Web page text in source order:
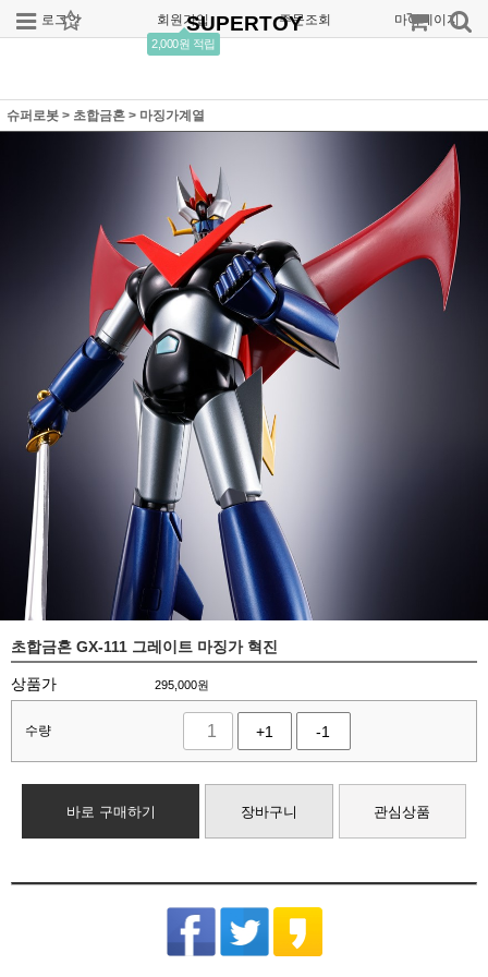
로그인 회원가입
2,000원 적립
주문조회 마이페이지
SUPERTOY
슈퍼로봇 > 초합금혼 > 마징가계열
초합금혼 GX-111 그레이트 마징가 혁진
상품가 295,000원
수량 +1 -1
바로 구매하기 장바구니 관심상품